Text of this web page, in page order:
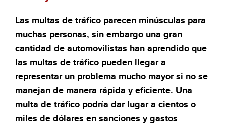
Las multas de tráfico parecen minúsculas para
muchas personas, sin embargo una gran
cantidad de automovilistas han aprendido que
las multas de tráfico pueden llegar a
representar un problema mucho mayor si no se
manejan de manera rápida y eficiente. Una
multa de tráfico podría dar lugar a cientos o
miles de dólares en sanciones y gastos